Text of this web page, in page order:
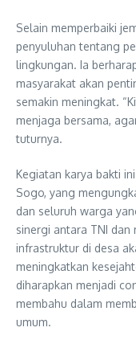
Selain memperbaiki
penyuluhan tentang
lingkungan. Ia
masyarakat akan
semakin meningkat.
menjaga bersama,
tuturnya.
Kegiatan karya bakti
Sogo, yang
dan seluruh warga
sinergi antara TNI dan
infrastruktur di desa
meningkatkan
diharapkan menjadi
membahu dalam
umum.